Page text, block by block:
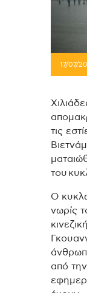
17/07/
τις
του
Ο
νωρίς
από